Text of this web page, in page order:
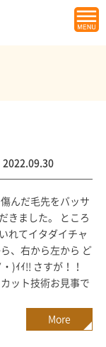
2022.09.30
んだ毛先をバッサ
きました。 ところ
れてイタダイチャ
、右から左から ど
)ｲｲ!! さすが！！
ット技術お見事で
More